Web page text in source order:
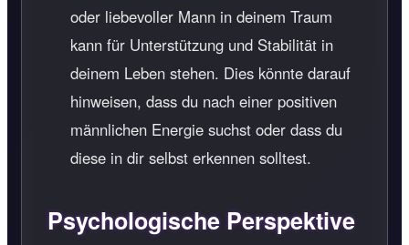
oder liebevoller Mann in deinem Traum
kann für Unterstützung und Stabilität in
deinem Leben stehen. Dies könnte darauf
hinweisen, dass du nach einer positiven
männlichen Energie suchst oder dass du
diese in dir selbst erkennen solltest.
Psychologische Perspektive